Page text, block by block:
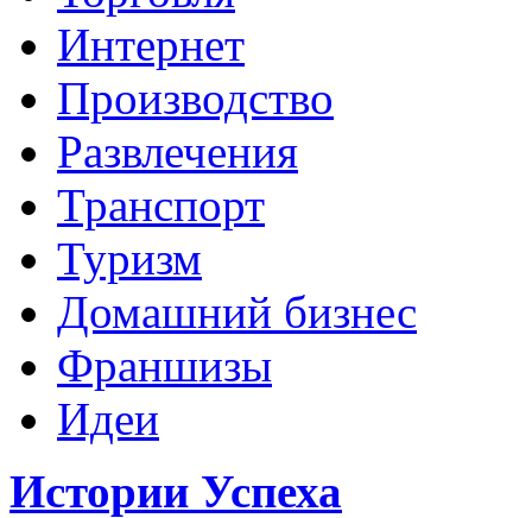
Интернет
Производство
Развлечения
Транспорт
Туризм
Домашний бизнес
Франшизы
Идеи
Истории Успеха